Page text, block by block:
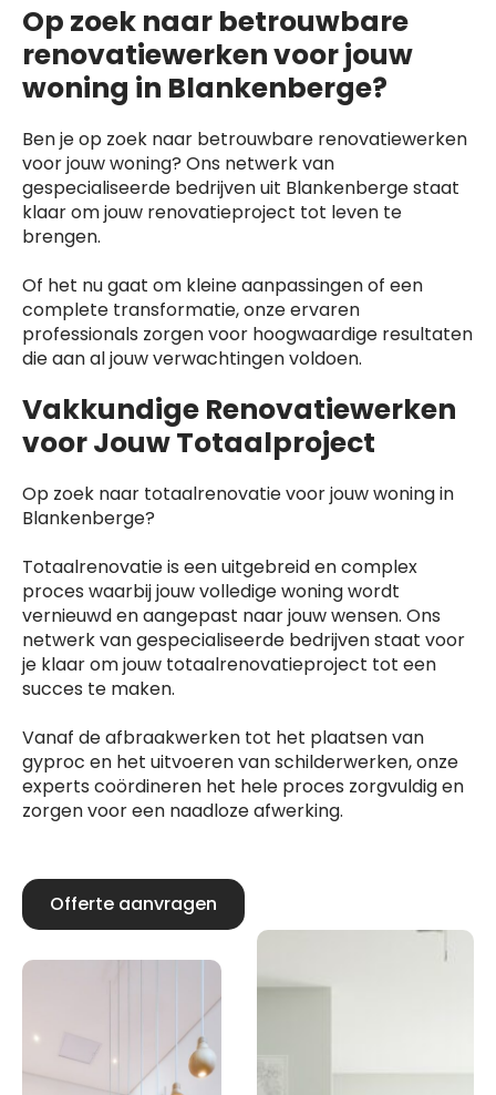
Op zoek naar betrouwbare
renovatiewerken voor jouw
woning in Blankenberge?
Ben je op zoek naar betrouwbare renovatiewerken
voor jouw woning? Ons netwerk van
gespecialiseerde bedrijven uit Blankenberge staat
klaar om jouw renovatieproject tot leven te
brengen.
Of het nu gaat om kleine aanpassingen of een
complete transformatie, onze ervaren
professionals zorgen voor hoogwaardige resultaten
die aan al jouw verwachtingen voldoen.
Vakkundige Renovatiewerken
voor Jouw Totaalproject
Op zoek naar totaalrenovatie voor jouw woning in
Blankenberge?
Totaalrenovatie is een uitgebreid en complex
proces waarbij jouw volledige woning wordt
vernieuwd en aangepast naar jouw wensen. Ons
netwerk van gespecialiseerde bedrijven staat voor
je klaar om jouw totaalrenovatieproject tot een
succes te maken.
Vanaf de afbraakwerken tot het plaatsen van
gyproc en het uitvoeren van schilderwerken, onze
experts coördineren het hele proces zorgvuldig en
zorgen voor een naadloze afwerking.
Offerte aanvragen